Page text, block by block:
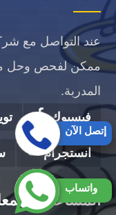
عند التواصل مع
ممكن لفحص وحل
المدربة.
فيسبوك
انستجرام
المساعدة
واتساب
إتصل الآن